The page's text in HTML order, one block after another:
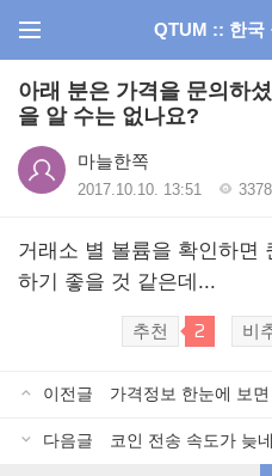
QTUM :: 한국
아래 분은 가격을 문의하
을 알 수는 없나요?
마늘한쪽
2017.10.10. 13:51 3378
거래소 별 볼륨을 확인하면
하기 좋을 것 같은데...
추천 2 비
이전글 가격정보 한눈에 보
다음글 코인 전송 속도가 늦